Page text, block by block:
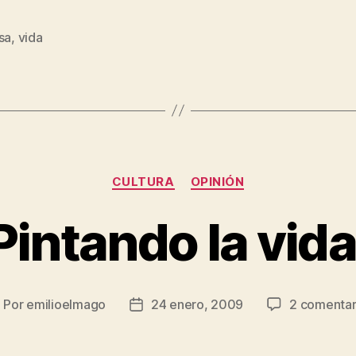
, vida
Categorías
CULTURA OPINIÓN
la
Por emilioelmago
Fecha24 enero, 2009 2